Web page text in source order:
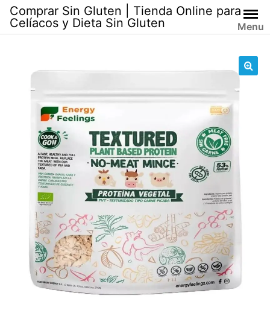
Skip
content
Comprar Sin Gluten | Tienda Online para
Celíacos y Dieta Sin Gluten
Menu